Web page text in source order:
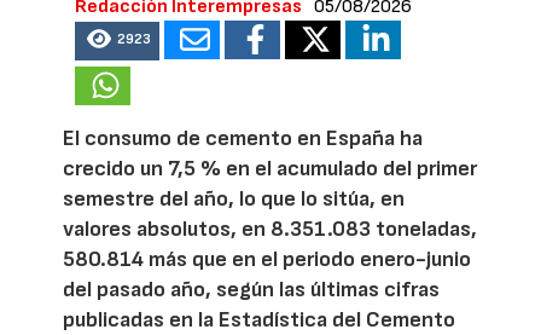
Redacción Interempresas 05/08/2026
2923
El consumo de cemento en España ha
crecido un 7,5 % en el acumulado del primer
semestre del año, lo que lo sitúa, en
valores absolutos, en 8.351.083 toneladas,
580.814 más que en el periodo enero-junio
del pasado año, según las últimas cifras
publicadas en la Estadística del Cemento